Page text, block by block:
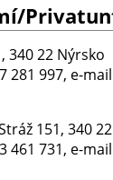
340 22 Nýrsko
281 997, e-
151, 340
461 731, e-